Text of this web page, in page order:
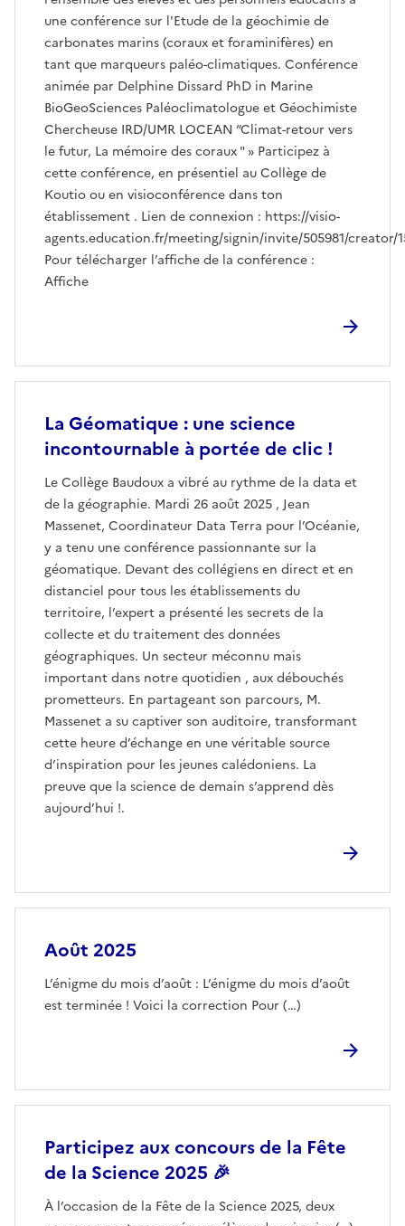
une conférence sur l'Etude de la géochimie de
carbonates marins (coraux et foraminifères) en
tant que marqueurs paléo-climatiques. Conférence
animée par Delphine Dissard PhD in Marine
BioGeoSciences Paléoclimatologue et Géochimiste
Chercheuse IRD/UMR LOCEAN “Climat-retour vers
le futur, La mémoire des coraux " » Participez à
cette conférence, en présentiel au Collège de
Koutio ou en visioconférence dans ton
établissement . Lien de connexion : https://visio-
agents.education.fr/meeting/signin/invite/505981/creator/
Pour télécharger l’affiche de la conférence :
Affiche
La Géomatique : une science
incontournable à portée de clic !
Le Collège Baudoux a vibré au rythme de la data et
de la géographie. Mardi 26 août 2025 , Jean
Massenet, Coordinateur Data Terra pour l’Océanie,
y a tenu une conférence passionnante sur la
géomatique. Devant des collégiens en direct et en
distanciel pour tous les établissements du
territoire, l’expert a présenté les secrets de la
collecte et du traitement des données
géographiques. Un secteur méconnu mais
important dans notre quotidien , aux débouchés
prometteurs. En partageant son parcours, M.
Massenet a su captiver son auditoire, transformant
cette heure d’échange en une véritable source
d’inspiration pour les jeunes calédoniens. La
preuve que la science de demain s’apprend dès
aujourd’hui !.
Août 2025
L’énigme du mois d’août : L’énigme du mois d’août
est terminée ! Voici la correction Pour (…)
Participez aux concours de la Fête
de la Science 2025 🎉
À l’occasion de la Fête de la Science 2025, deux